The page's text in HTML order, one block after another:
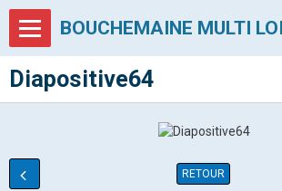
BOUCHEMAINE MULTI
Diapositive64
RETOUR